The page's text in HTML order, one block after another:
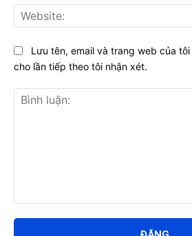
luận:
Lưu tên, email và trang web của
cho lần tiếp theo tôi nhận xét.